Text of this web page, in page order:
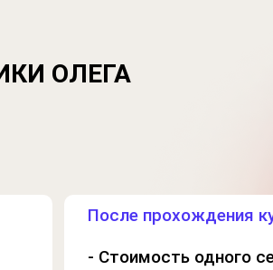
ОЛЕГА
После прохождения
- Стоимость одного